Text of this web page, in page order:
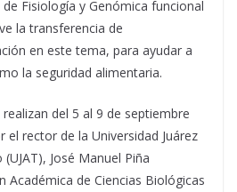
Fisiología y Genómica funcional
la transferencia de
en este tema, para ayudar a
la seguridad alimentaria.
del 5 al 9 de septiembre
el rector de la Universidad Juárez
José Manuel Piña
Académica de Ciencias Biológicas